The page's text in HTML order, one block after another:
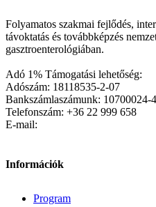
Folyamatos szakmai fejlődés,
távoktatás és továbbképzés
gasztroenterológiában.
Adó 1% Támogatási lehetőség:
Adószám: 18118535-2-07
Bankszámlaszámunk:
Telefonszám: +36 22 999 658
E-mail:
Információk
Program